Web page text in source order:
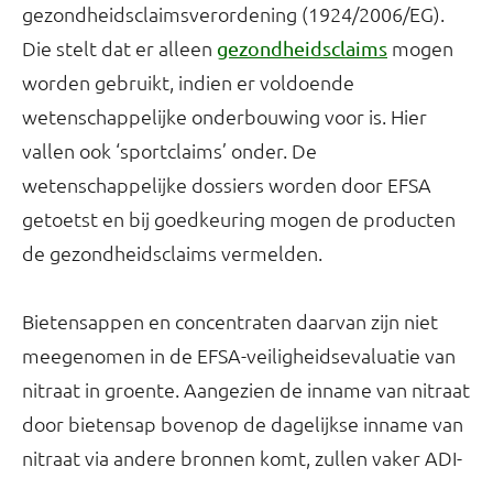
gezondheidsclaimsverordening (1924/2006/EG).
Die stelt dat er alleen gezondheidsclaims mogen
worden gebruikt, indien er voldoende
wetenschappelijke onderbouwing voor is. Hier
vallen ook ‘sportclaims’ onder. De
wetenschappelijke dossiers worden door EFSA
getoetst en bij goedkeuring mogen de producten
de gezondheidsclaims vermelden.
Bietensappen en concentraten daarvan zijn niet
meegenomen in de EFSA-veiligheidsevaluatie van
nitraat in groente. Aangezien de inname van nitraat
door bietensap bovenop de dagelijkse inname van
nitraat via andere bronnen komt, zullen vaker ADI-